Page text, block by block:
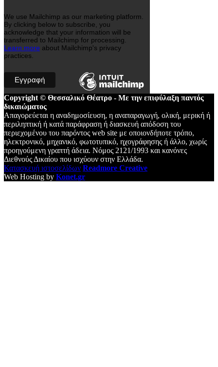
We use Mailchimp as our marketing platform.
By clicking below to subscribe, you
acknowledge that your information will be
transferred to Mailchimp for processing.
Learn more about Mailchimp's privacy
practices.
Copyright © Θεσσαλικό Θέατρο - Με την επιφύλαξη παντός
δικαιώματος
Απαγορεύεται η αναδημοσίευση, η αναπαραγωγή, ολική, μερική ή
περιληπτική ή κατά παράφραση ή διασκευή απόδοση του
περιεχομένου του παρόντος web site με οποιονδήποτε τρόπο,
ηλεκτρονικό, μηχανικό, φωτοτυπικό, ηχογράφησης ή άλλο, χωρίς
προηγούμενη γραπτή άδεια. Νόμος 2121/1993 και κανόνες
Διεθνούς Δικαίου που ισχύουν στην Ελλάδα.
Κατασκευή ιστοσελίδων Readmore Creative
Web Hosting by Konet.gr